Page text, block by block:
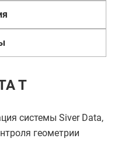
T
сиcтемы Siver Data,
геометрии